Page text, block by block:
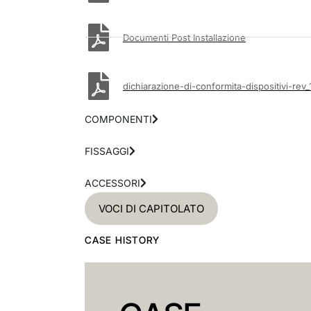
Documenti Post Installazione
dichiarazione-di-conformita-dispositivi-
COMPONENTI
FISSAGGI
ACCESSORI
VOCI DI CAPITOLATO
CASE HISTORY